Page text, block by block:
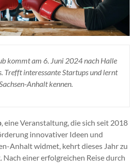
kommt am 6. Juni 2024 nach Halle
Trefft interessante Startups und lernt
Anhalt kennen.
, eine Veranstaltung, die sich seit 2018
innovativer Ideen und
Anhalt widmet, kehrt dieses Jahr zu
Nach einer erfolgreichen Reise durch